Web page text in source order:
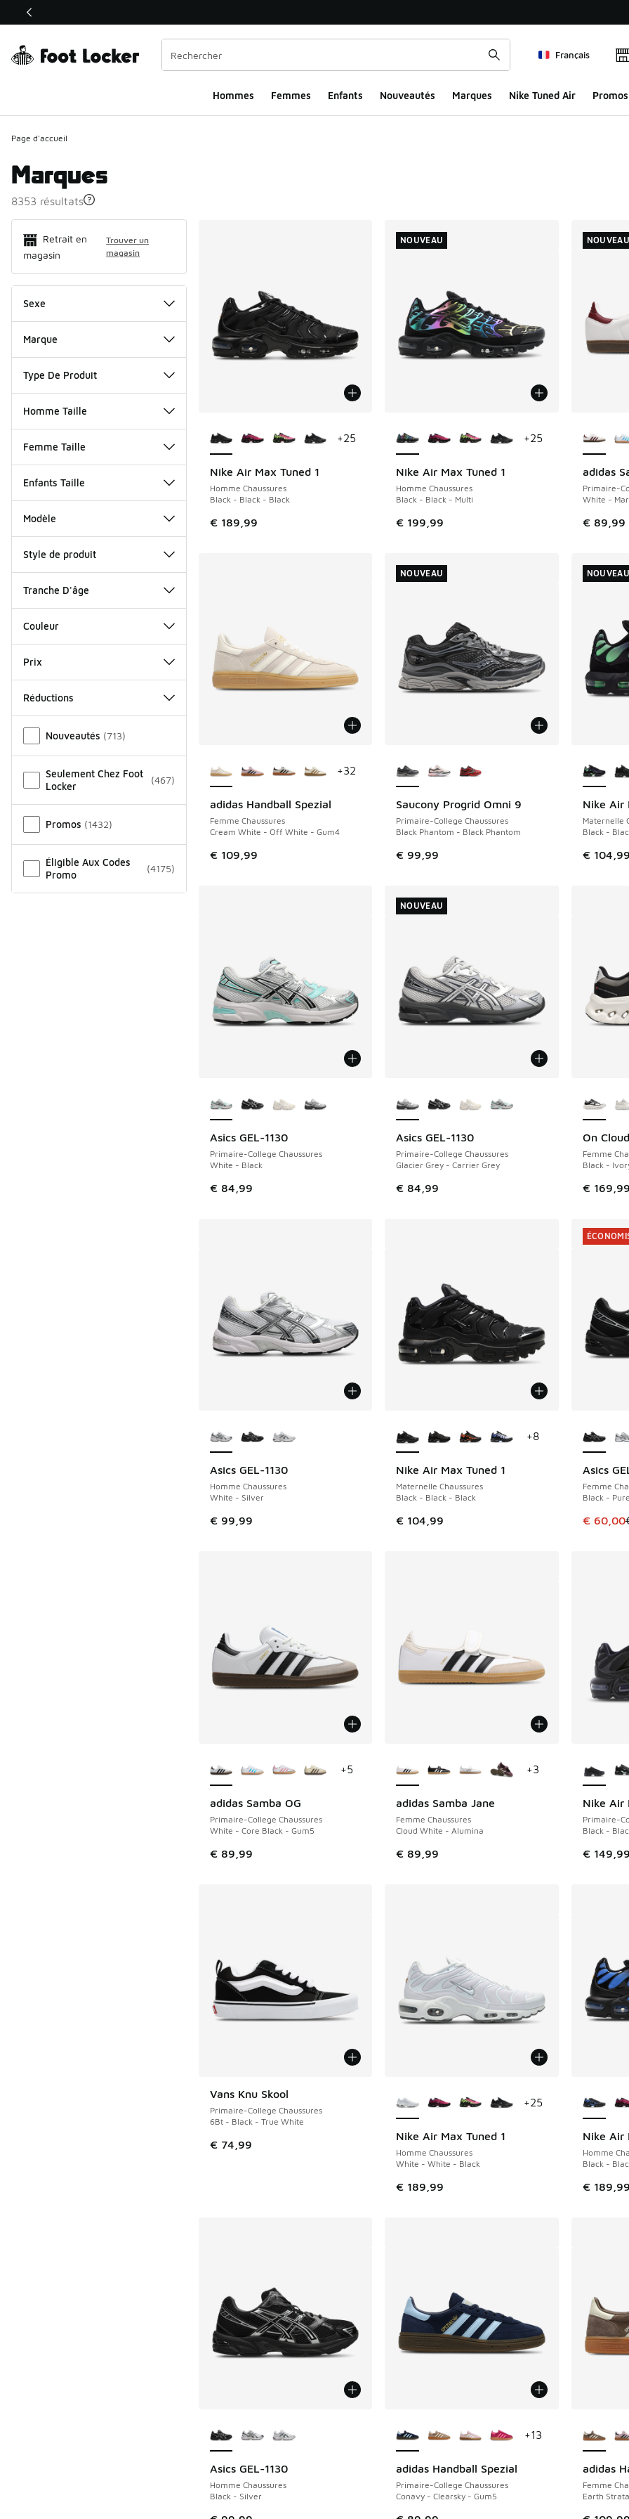
Ce lien ouvrira une nouvelle fenêtre
Français
Hommes​ Femmes Enfants Nouveautés Marques Nike Tuned Air Promos
Page d'accueil
Marques
8353 résultats
Retrait en
magasin
Trouver un
magasin
Sexe
Marque
Type De Produit
Homme Taille
Femme Taille
Enfants Taille
Modèle
Style de produit
Tranche D'âge
Couleur
Prix
Réductions
Nouveautés (713)
Seulement Chez Foot
Locker
(467)
Promos (1432)
Éligible Aux Codes
Promo
(4175)
Nike Air Max Tuned 1
Homme Chaussures
Black - Black - Black
€ 189,99
+25
Nike Air Max Tuned 1
Homme Chaussures
Black - Black - Multi
€ 199,99
NOUVEAU
+25
NOUVEAU
adidas
Primaire-
White -
€ 89,99
NOUVEAU
NOUVEAU
adidas Handball Spezial
Femme Chaussures
Cream White - Off White - Gum4
€ 109,99
+32
Saucony Progrid Omni 9
Primaire-College Chaussures
Black Phantom - Black Phantom
€ 99,99
NOUVEAU
NOUVEAU
Nike Air
Maternelle
Black -
€ 104,99
NOUVEAU
NOUVEAU
Asics GEL-1130
Primaire-College Chaussures
White - Black
€ 84,99
Asics GEL-1130
Primaire-College Chaussures
Glacier Grey - Carrier Grey
€ 84,99
NOUVEAU
NOUVEAU
On
Femme
Black -
€ 169,99
Asics GEL-1130
Homme Chaussures
White - Silver
€ 99,99
Nike Air Max Tuned 1
Maternelle Chaussures
Black - Black - Black
€ 104,99
+8
Asics
Femme
Black -
Cet
€ 60,00
adidas Samba OG
Primaire-College Chaussures
White - Core Black - Gum5
€ 89,99
+5
adidas Samba Jane
Femme Chaussures
Cloud White - Alumina
€ 89,99
+3
Nike Air
Primaire-
Black -
€ 149,99
Vans Knu Skool
Primaire-College Chaussures
6Bt - Black - True White
€ 74,99
Nike Air Max Tuned 1
Homme Chaussures
White - White - Black
€ 189,99
+25
Nike Air
Homme
Black -
€ 189,99
Asics GEL-1130
Homme Chaussures
Black - Silver
adidas Handball Spezial
Primaire-College Chaussures
Conavy - Clearsky - Gum5
+13
adidas
Femme
Earth